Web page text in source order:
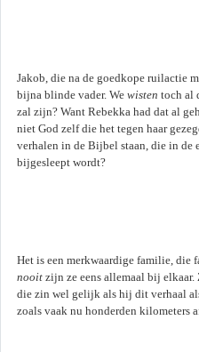
Jakob, die na de goedkope ruilactie
bijna blinde vader. We wisten toch al
zal zijn? Want Rebekka had dat al
niet God zelf die het tegen haar
verhalen in de Bijbel staan, die in de
bijgesleept wordt?
Het is een merkwaardige familie, die
nooit zijn ze eens allemaal bij elkaar.
die zin wel gelijk als hij dit verhaal
zoals vaak nu honderden kilometers